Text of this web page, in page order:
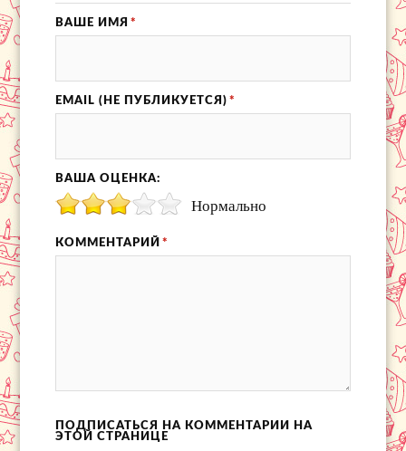
ВАШЕ ИМЯ *
EMAIL (НЕ ПУБЛИКУЕТСЯ) *
ВАША ОЦЕНКА:
Нормально
КОММЕНТАРИЙ *
ПОДПИСАТЬСЯ НА КОММЕНТАРИИ НА
ЭТОЙ СТРАНИЦЕ